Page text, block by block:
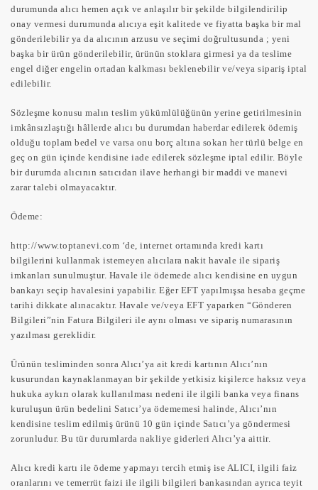
durumunda alıcı hemen açık ve anlaşılır bir şekilde bilgilendirilip
onay vermesi durumunda alıcıya eşit kalitede ve fiyatta başka bir mal
gönderilebilir ya da alıcının arzusu ve seçimi doğrultusunda ; yeni
başka bir ürün gönderilebilir, ürünün stoklara girmesi ya da teslime
engel diğer engelin ortadan kalkması beklenebilir ve/veya sipariş iptal
edilebilir.
Sözleşme konusu malın teslim yükümlülüğünün yerine getirilmesinin
imkânsızlaştığı hâllerde alıcı bu durumdan haberdar edilerek ödemiş
olduğu toplam bedel ve varsa onu borç altına sokan her türlü belge en
geç on gün içinde kendisine iade edilerek sözleşme iptal edilir. Böyle
bir durumda alıcının satıcıdan ilave herhangi bir maddi ve manevi
zarar talebi olmayacaktır.
Ödeme:
http://www.toptanevi.com ‘de, internet ortamında kredi kartı
bilgilerini kullanmak istemeyen alıcılara nakit havale ile sipariş
imkanları sunulmuştur. Havale ile ödemede alıcı kendisine en uygun
bankayı seçip havalesini yapabilir. Eğer EFT yapılmışsa hesaba geçme
tarihi dikkate alınacaktır. Havale ve/veya EFT yaparken “Gönderen
Bilgileri”nin Fatura Bilgileri ile aynı olması ve sipariş numarasının
yazılması gereklidir.
Ürünün tesliminden sonra Alıcı’ya ait kredi kartının Alıcı’nın
kusurundan kaynaklanmayan bir şekilde yetkisiz kişilerce haksız veya
hukuka aykırı olarak kullanılması nedeni ile ilgili banka veya finans
kuruluşun ürün bedelini Satıcı’ya ödememesi halinde, Alıcı’nın
kendisine teslim edilmiş ürünü 10 gün içinde Satıcı’ya göndermesi
zorunludur. Bu tür durumlarda nakliye giderleri Alıcı’ya aittir.
Alıcı kredi kartı ile ödeme yapmayı tercih etmiş ise ALICI, ilgili faiz
oranlarını ve temerrüt faizi ile ilgili bilgileri bankasından ayrıca teyit